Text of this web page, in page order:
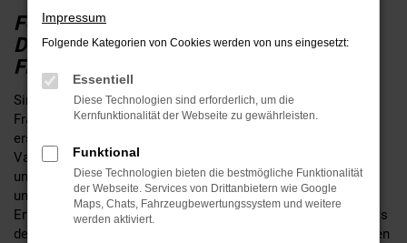
FORD FIESTA GEBRAUCHTWAGEN –
DURCHGECHECKT UND BEREIT FÜR
FRANKFURT AM MAIN
Sind Sie bereit für einen Ford Fiesta Gebrauchtwagen in
Frankfurt am Main? Wir sind es auch und bieten Ihnen dieses
erstklassige Fahrzeug meist in vielen unterschiedlichen
Varianten. Den Schwerpunkt legen wir auf junge Gebrauchte
und achten dabei auf das Vorhandensein eines Scheckhefts
und einen erstklassigen Zustand. Da wir auf Basis unserer
Erfahrung von mehr als 65 Jahren im Automobilbereich nichts
dem Zufall überlassen, wird jeder Ford Fiesta Gebrauchtwagen
Impressum
Folgende Kategorien von Cookies werden von uns eingesetzt:
Essentiell
Diese Technologien sind erforderlich, um die
Kernfunktionalität der Webseite zu gewährleisten.
Funktional
Diese Technologien bieten die bestmögliche Funktionalität
der Webseite. Services von Drittanbietern wie Google
Maps, Chats, Fahrzeugbewertungssystem und weitere
werden aktiviert.